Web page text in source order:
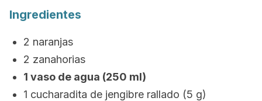
Ingredientes
2 naranjas
2 zanahorias
1 vaso de agua (250 ml)
1 cucharadita de jengibre rallado (5 g)